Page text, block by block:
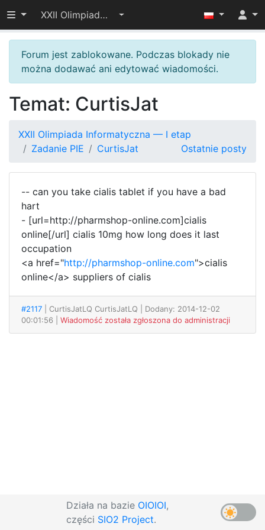
Przełącz widoczność menu
XXII Olimpiada Informatyczna — I etap
Forum jest zablokowane. Podczas blokady nie
można dodawać ani edytować wiadomości.
Temat: CurtisJat
XXII Olimpiada Informatyczna — I etap
Zadanie PIE
CurtisJat Ostatnie posty
-- can you take cialis tablet if you have a bad
hart
- [url=http://pharmshop-online.com]cialis
online[/url] cialis 10mg how long does it last
occupation
<a href="http://pharmshop-online.com">cialis
online</a> suppliers of cialis
#2117 | CurtisJatLQ CurtisJatLQ
| Dodany: 2014-12-02
00:01:56 | Wiadomość została zgłoszona do administracji
Działa na bazie OIOIOI,
części SIO2 Project.